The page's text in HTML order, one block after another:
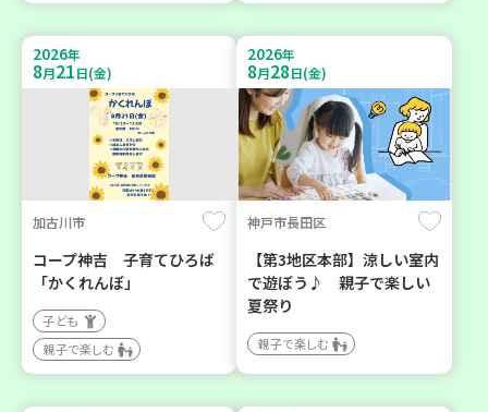
2026年
8月21日(金)
加古川市
コープ神吉 子育てひろば
「かくれんぼ」
子ども
親子で楽しむ
2026年
8月28日(金)
神戸市長田区
【第3地区本部】涼しい室内
で遊ぼう♪ 親子で楽しい
夏祭り
親子で楽しむ